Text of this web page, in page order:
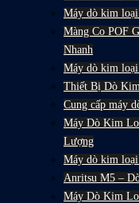
Máy dò kim
Màng Co POF
Nhanh
Máy dò kim
Thiết Bị Dò
Cung cấp máy
Máy Dò Kim
Lượng
Máy dò kim loại
Anritsu M5 –
Máy Dò Kim